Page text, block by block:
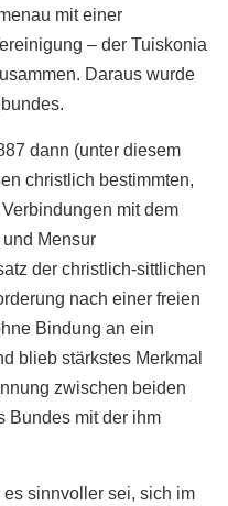
mit einer
– der Tuiskonia
Daraus wurde
dann (unter diesem
christlich bestimmten,
mit dem
Mensur
der christlich-sittlichen
nach einer freien
Bindung an ein
blieb stärkstes Merkmal
zwischen beiden
Bundes mit der ihm
sinnvoller sei, sich im